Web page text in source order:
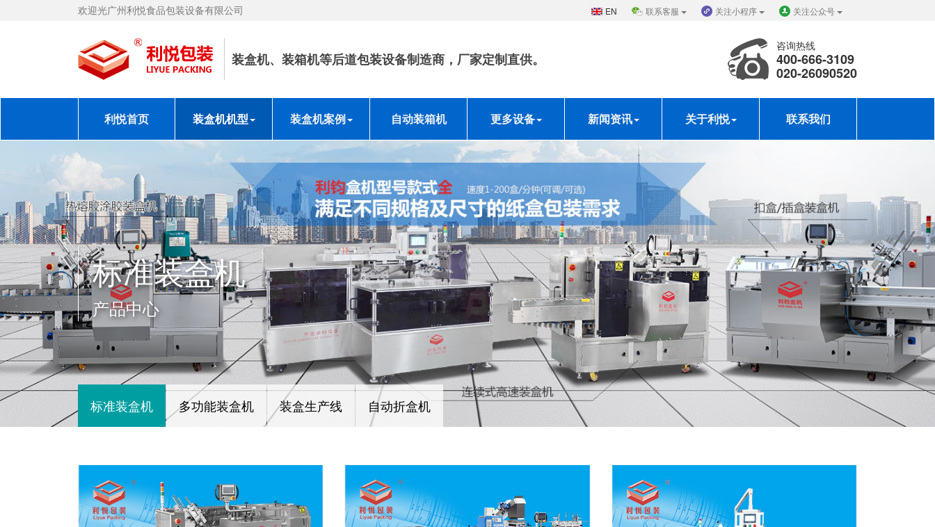
欢迎光广州利悦食品包装设备有限公司 EN 联系客服 关注小程序 关注公众号
装盒机、装箱机等后道包装设备制造商，厂家定制直供。
咨询热线
400-666-3109
020-26090520
利悦首页 装盒机机型 装盒机案例 自动装箱机 更多设备 新闻资讯 关于利悦 联系我们
标准装盒机
产品中心
标准装盒机 多功能装盒机 装盒生产线 自动折盒机